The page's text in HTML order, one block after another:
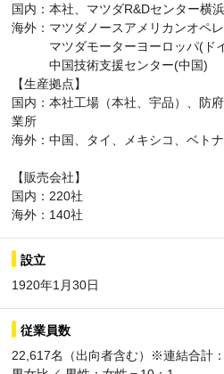
国内：本社、マツダR&Dセンター横浜
海外：マツダノースアメリカンオペ
マツダモーターヨーロッパ(ドイ
中国技術支援センター(中国)
【生産拠点】
国内：本社工場（本社、宇品）、防
業所
海外：中国、タイ、メキシコ、ベト
【販売会社】
国内：220社
海外：140社
設立
1920年1月30日
従業員数
22,617名（出向者含む）※連結合計